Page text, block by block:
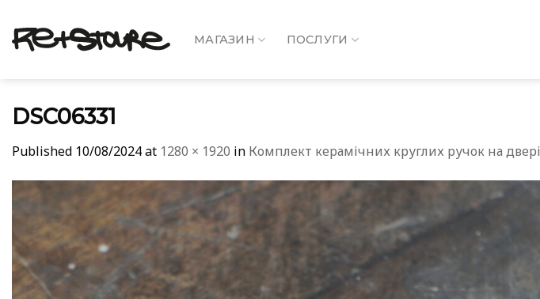
content
МАГАЗИН ПОСЛУГИ
DSC06331
Published 10/08/2024at 1280 × 1920 in Комплект керамічних круглих ручок на двері